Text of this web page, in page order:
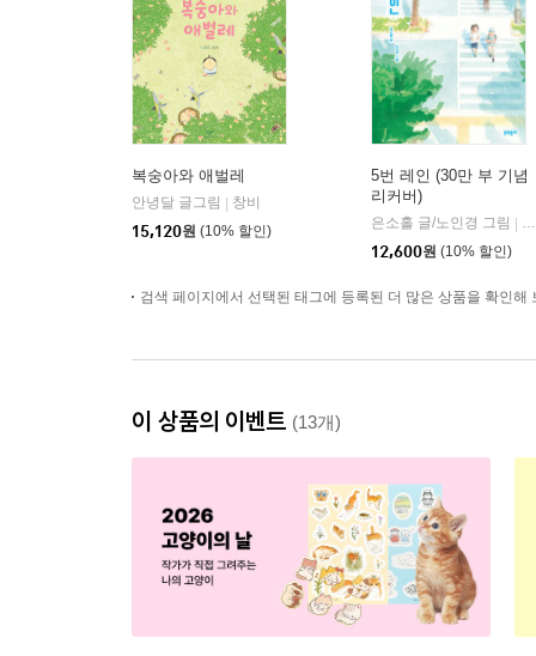
복숭아와 애벌레
안녕달 글그림
창비
15,120원 (10% 할인)
5번 레인 (30만 부 기념
리커버)
은소홀 글/노인경 그림
12,600원 (10% 할인)
검색 페이지에서 선택된 태그에 등록된 더 많은 상품을 확인해
이 상품의 이벤트 (13개)